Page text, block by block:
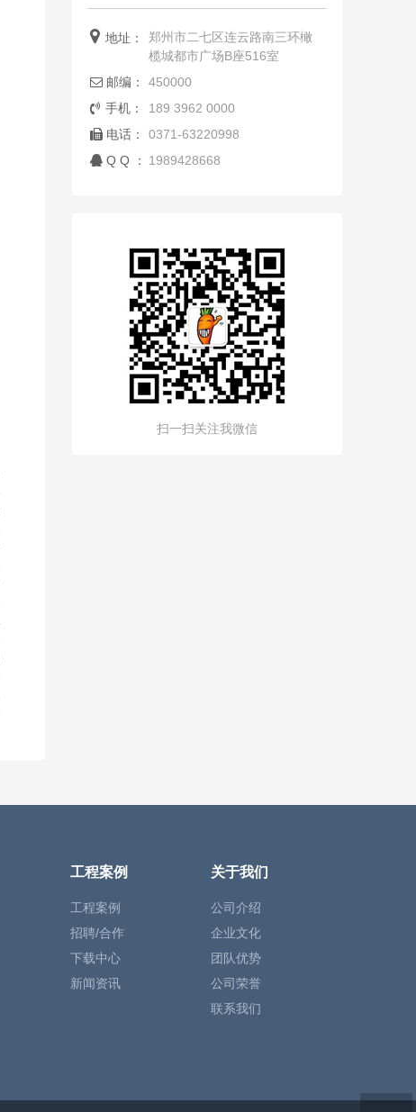
地址：
郑州市二七区连云路南三环橄
榄城都市广场B座516室
邮编：
450000
手机：
189 3962 0000
电话：
0371-63220998
Q Q ：
1989428668
扫一扫关注我微信
工程案例
工程案例
招聘/合作
下载中心
新闻资讯
关于我们
公司介绍
企业文化
团队优势
公司荣誉
联系我们